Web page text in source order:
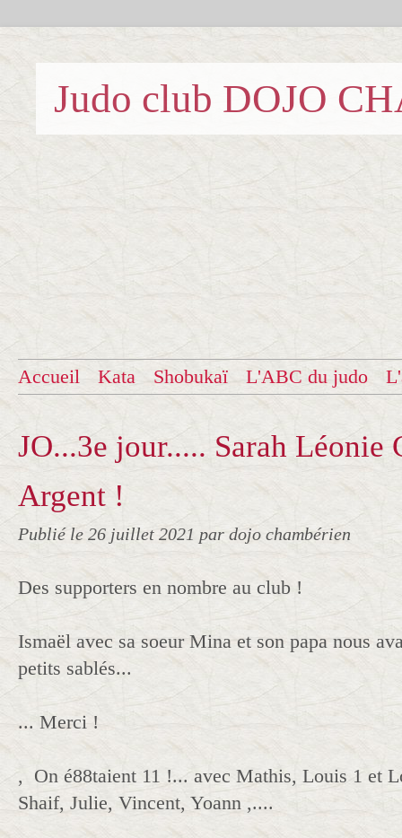
Judo club DOJO
Accueil Kata Shobukaï L'ABC du judo
JO...3e jour..... Sarah Léonie
Argent !
Publié le 26 juillet 2021 par dojo chambérien
Des supporters en nombre au club !
Ismaël avec sa soeur Mina et son papa nous
petits sablés...
... Merci !
, On é88taient 11 !... avec Mathis, Louis 1 et
Shaif, Julie, Vincent, Yoann ,....